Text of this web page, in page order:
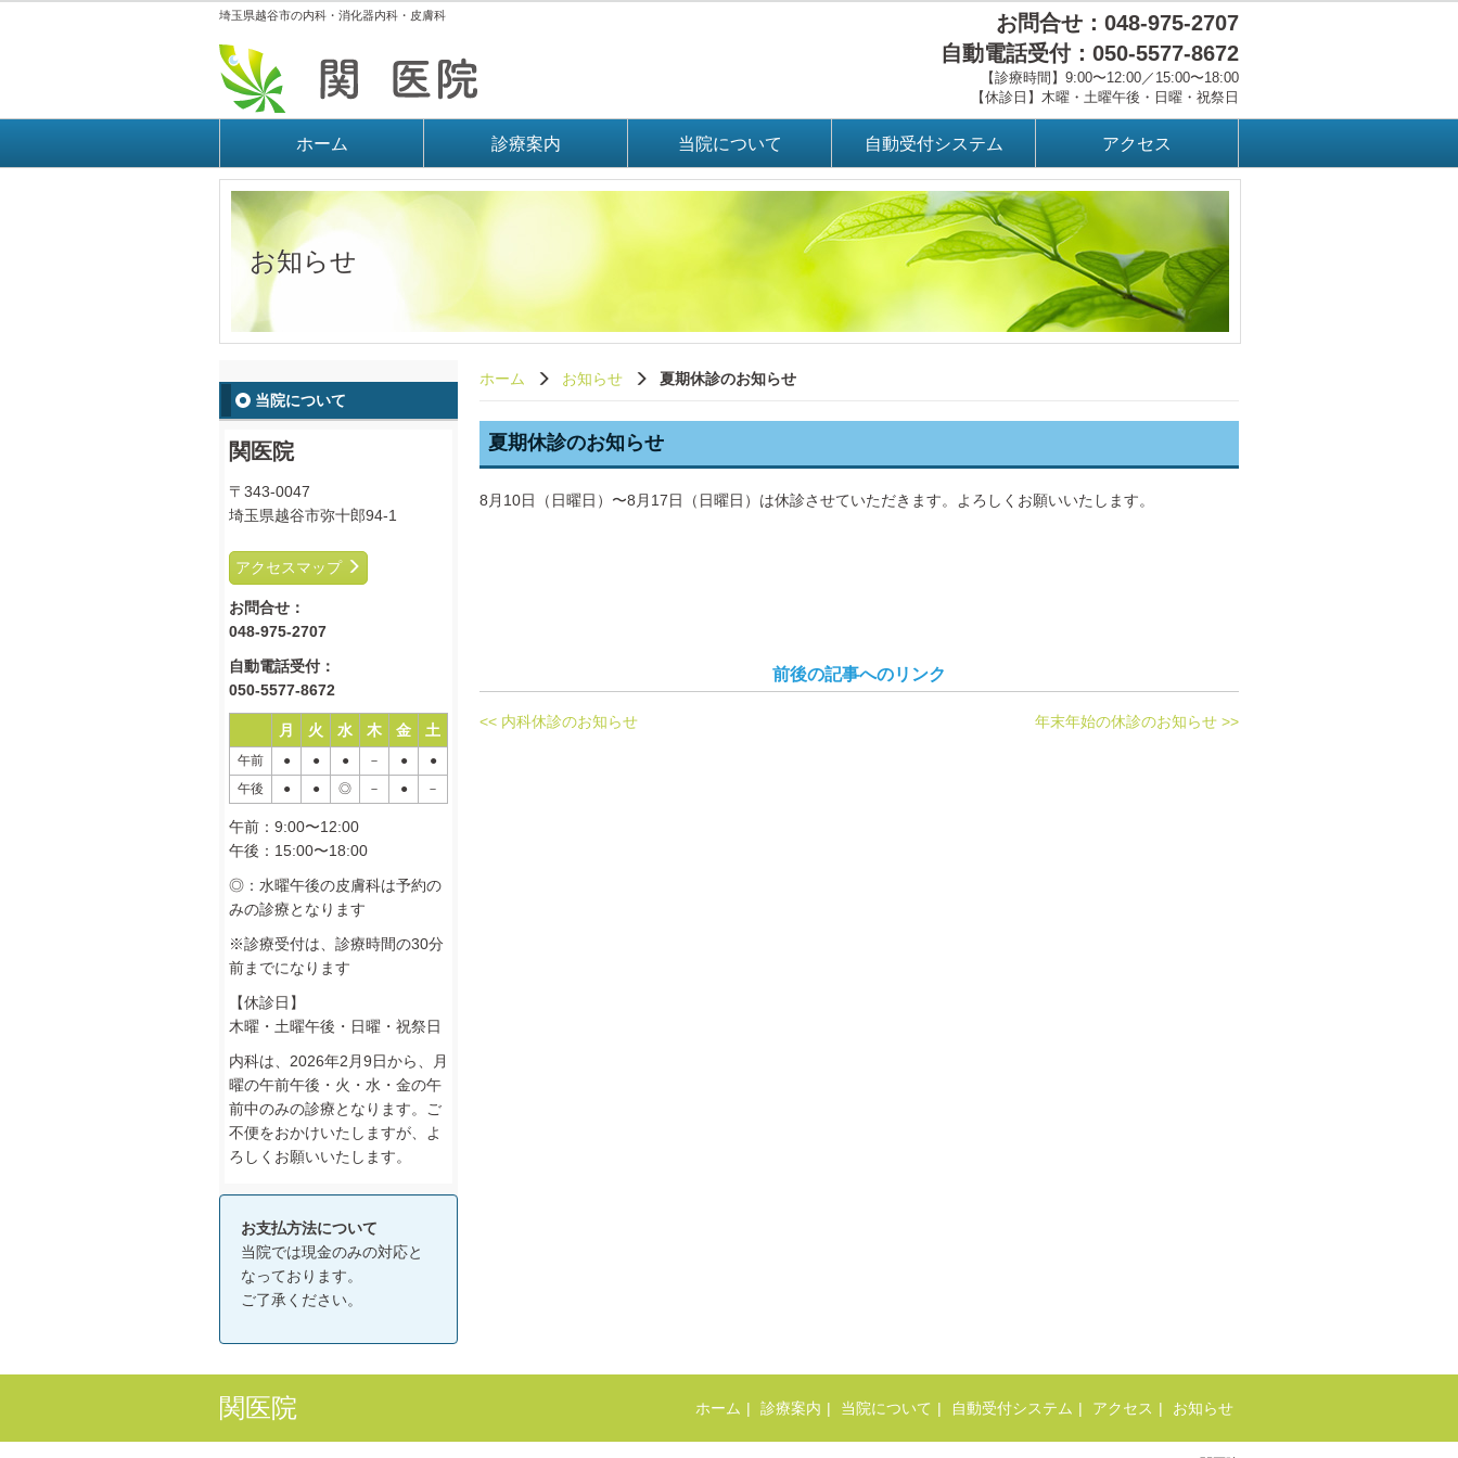
埼玉県越谷市の内科・消化器内科・皮膚科
お問合せ：048-975-2707
自動電話受付：050-5577-8672
【診療時間】9:00〜12:00／15:00〜18:00
【休診日】木曜・土曜午後・日曜・祝祭日
ホーム 診療案内 当院について 自動受付システム アクセス
お知らせ
ホーム お知らせ 夏期休診のお知らせ
夏期休診のお知らせ
8月10日（日曜日）〜8月17日（日曜日）は休診させていただきます。よろしくお願いいたします。
前後の記事へのリンク
<< 内科休診のお知らせ 年末年始の休診のお知らせ >>
当院について
関医院
〒343-0047
埼玉県越谷市弥十郎94-1
アクセスマップ
お問合せ：
048-975-2707
自動電話受付：
050-5577-8672
月 火 水 木 金 土
午前 ● ● ● － ●
●
午後
● ● ◎ － ● －
午前：9:00〜12:00
午後：15:00〜18:00
◎：水曜午後の皮膚科は予約の
みの診療となります
※診療受付は、診療時間の30分
前までになります
【休診日】
木曜・土曜午後・日曜・祝祭日
内科は、2026年2月9日から、月
曜の午前午後・火・水・金の午
前中のみの診療となります。ご
不便をおかけいたしますが、よ
ろしくお願いいたします。
お支払方法について
当院では現金のみの対応と
なっております。
ご了承ください。
関医院 ホーム 診療案内 当院について 自動受付システム アクセス お知らせ